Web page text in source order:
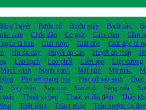
huyết Bướu cổ Bướu giáp Bạch cầu
cam Chốc đầu Co giật Cảm cúm Cầm
lá han Giải rượu Giải độc Giải độc lá
Hp dạ dày Huyết áp cao Huyết áp thấp
Lao hạch Lao phổi Liền sẹo Liệt dương
Mạch vành Mạnh vành Mất ngủ Mỡ máu
Phụ nữ mang thai Phụ nữ sau sinh Quai
Suy thận Suy tim Sán chó Sáng mắt
máu Thoát vị bẹn Thoát vị đĩa đệm Thấp
Triệt lông Tràng nhạc Trào ngược dạ dày